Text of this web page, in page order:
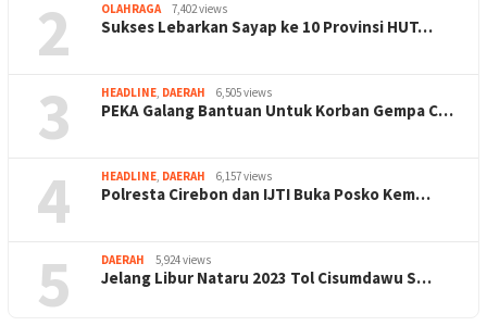
2 OLAHRAGA 7,402 views
Sukses Lebarkan Sayap ke 10 Provinsi HUT…
3 HEADLINE, DAERAH 6,505 views
PEKA Galang Bantuan Untuk Korban Gempa C…
4 HEADLINE, DAERAH 6,157 views
Polresta Cirebon dan IJTI Buka Posko Kem…
5 DAERAH 5,924 views
Jelang Libur Nataru 2023 Tol Cisumdawu S…